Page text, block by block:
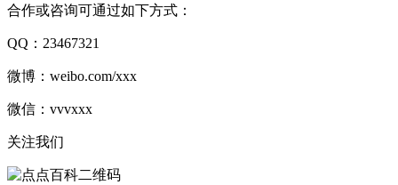
合作或咨询可通过如下方式：
QQ：23467321
微博：weibo.com/xxx
微信：vvvxxx
关注我们